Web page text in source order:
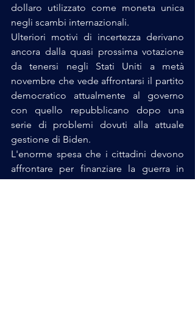
dollaro utilizzato come moneta unica
negli scambi internazionali.
Ulteriori motivi di incertezza derivano
ancora dalla quasi prossima votazione
da tenersi negli Stati Uniti a metà
novembre che vede affrontarsi il partito
democratico attualmente al governo
con quello repubblicano dopo una
serie di problemi dovuti alla attuale
gestione di Biden.
L'enorme spesa che i cittadini devono
affrontare per finanziare la guerra in
Ucraina non trova il consenso di molti